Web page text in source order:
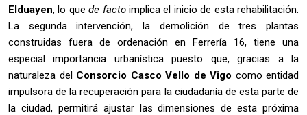
Elduayen, lo quede factoimplica el inicio de esta rehabilitación.
La segunda intervención, la demolición de tres plantas
construidas fuera de ordenación en Ferrería 16, tiene una
especial importancia urbanística puesto que, gracias a la
naturaleza del Consorcio Casco Vello de Vigo como entidad
impulsora de la recuperación para la ciudadanía de esta parte de
la ciudad, permitirá ajustar las dimensiones de esta próxima